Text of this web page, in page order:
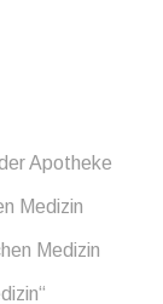
Apotheke
Medizin
Medizin